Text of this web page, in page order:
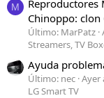
M
Chinoppo:
Último: MarPatz
Streamers, TV
Ayuda
Último: nec Ayer
LG Smart TV